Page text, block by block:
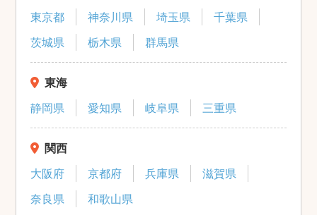
東京都
神奈川県 埼玉県
千葉県
茨城県
栃木県 群馬県
東海
静岡県
愛知県 岐阜県 三重県
関西
大阪府
京都府 兵庫県
滋賀県
奈良県
和歌山県